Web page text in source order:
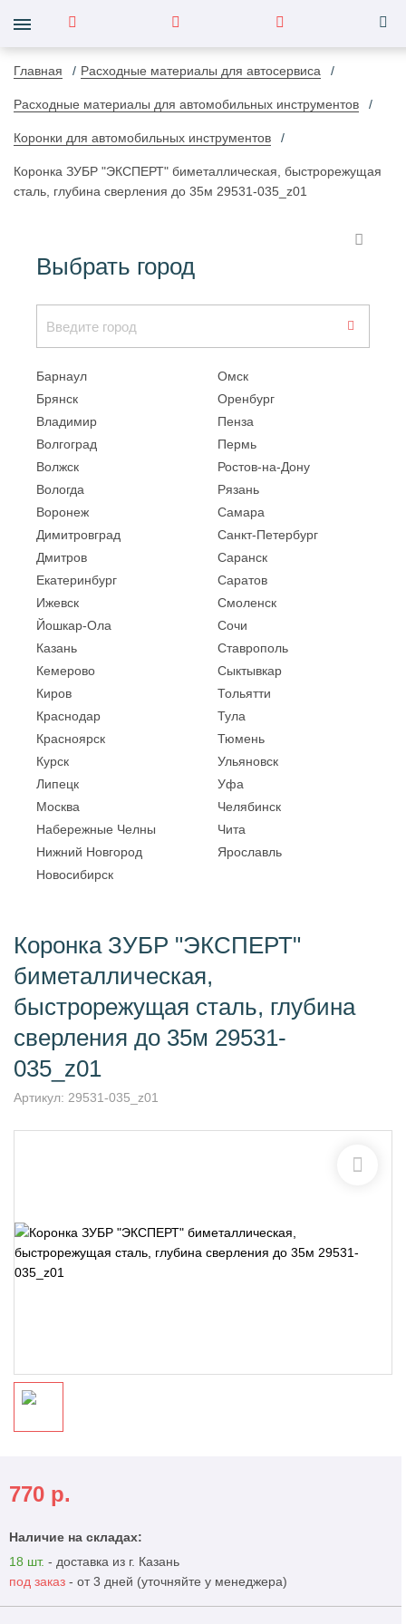
Главная Расходные материалы для автосервиса
Расходные материалы для автомобильных инструментов
Коронки для автомобильных инструментов
Коронка ЗУБР "ЭКСПЕРТ" биметаллическая, быстрорежущая
сталь, глубина сверления до 35м 29531-035_z01
Выбрать город
Барнаул
Брянск
Владимир
Волгоград
Волжск
Вологда
Воронеж
Димитровград
Дмитров
Екатеринбург
Ижевск
Йошкар-Ола
Казань
Кемерово
Киров
Краснодар
Красноярск
Курск
Липецк
Москва
Набережные Челны
Нижний Новгород
Новосибирск
Омск
Оренбург
Пенза
Пермь
Ростов-на-Дону
Рязань
Самара
Санкт-Петербург
Саранск
Саратов
Смоленск
Сочи
Ставрополь
Сыктывкар
Тольятти
Тула
Тюмень
Ульяновск
Уфа
Челябинск
Чита
Ярославль
Коронка ЗУБР "ЭКСПЕРТ"
биметаллическая,
быстрорежущая сталь, глубина
сверления до 35м 29531-
035_z01
Артикул: 29531-035_z01
770 р.
Наличие на складах:
18 шт. - доставка из г. Казань
под заказ - от 3 дней (уточняйте у менеджера)